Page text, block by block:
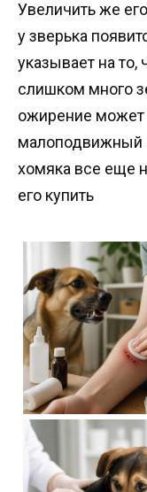
Увеличить же
у зверька
указывает на то,
слишком много
ожирение может
малоподвижный
хомяка все еще
его купить